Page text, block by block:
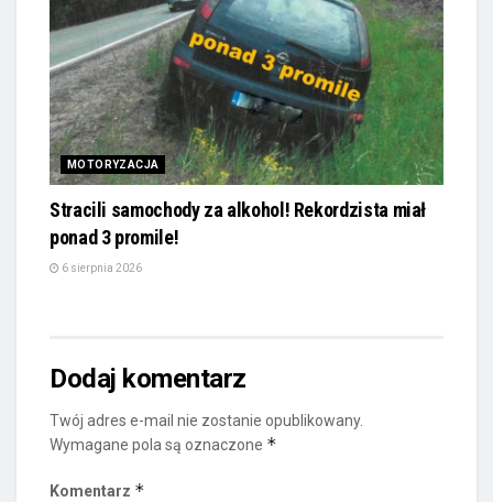
MOTORYZACJA
Stracili samochody za alkohol! Rekordzista miał
ponad 3 promile!
6 sierpnia 2026
Dodaj komentarz
Twój adres e-mail nie zostanie opublikowany.
Wymagane pola są oznaczone *
Komentarz *